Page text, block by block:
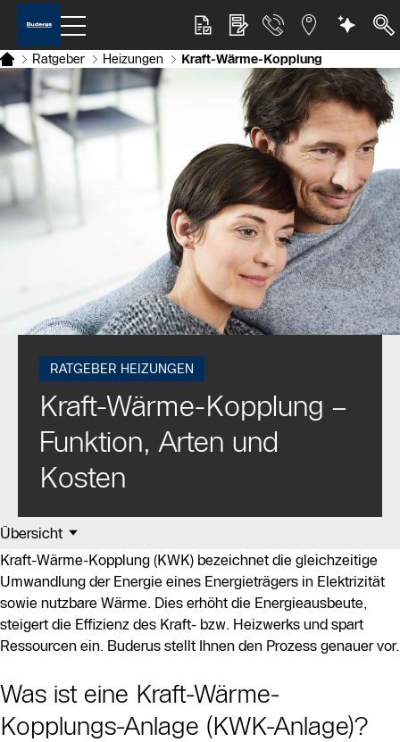
Ratgeber Heizungen Kraft-Wärme-Kopplung
RATGEBER HEIZUNGEN
Kraft-Wärme-Kopplung –
Funktion, Arten und
Kosten
Übersicht
Kraft-Wärme-Kopplung (KWK) bezeichnet die gleichzeitige
Umwandlung der Energie eines Energieträgers in Elektrizität
sowie nutzbare Wärme. Dies erhöht die Energieausbeute,
steigert die Effizienz des Kraft- bzw. Heizwerks und spart
Ressourcen ein. Buderus stellt Ihnen den Prozess genauer vor.
Was ist eine Kraft-Wärme-
Kopplungs-Anlage (KWK-Anlage)?